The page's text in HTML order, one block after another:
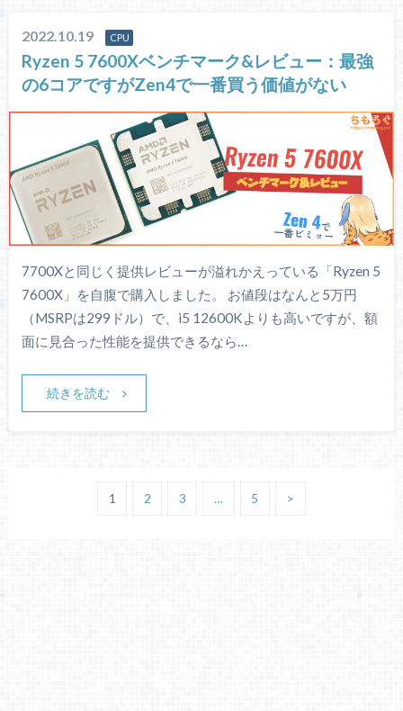
2022.10.19 CPU
Ryzen 5 7600Xベンチマーク&レビュー：最強
の6コアですがZen4で一番買う価値がない
7700Xと同じく提供レビューが溢れかえっている「Ryzen 5
7600X」を自腹で購入しました。 お値段はなんと5万円
（MSRPは299ドル）で、i5 12600Kよりも高いですが、額
面に見合った性能を提供できるなら…
続きを読む
1 2 3 … 5 >